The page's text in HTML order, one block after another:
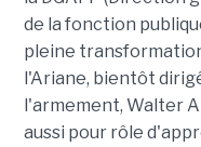
de la fonction
pleine
l'Ariane, bientôt
l'armement, Walter
aussi pour rôle